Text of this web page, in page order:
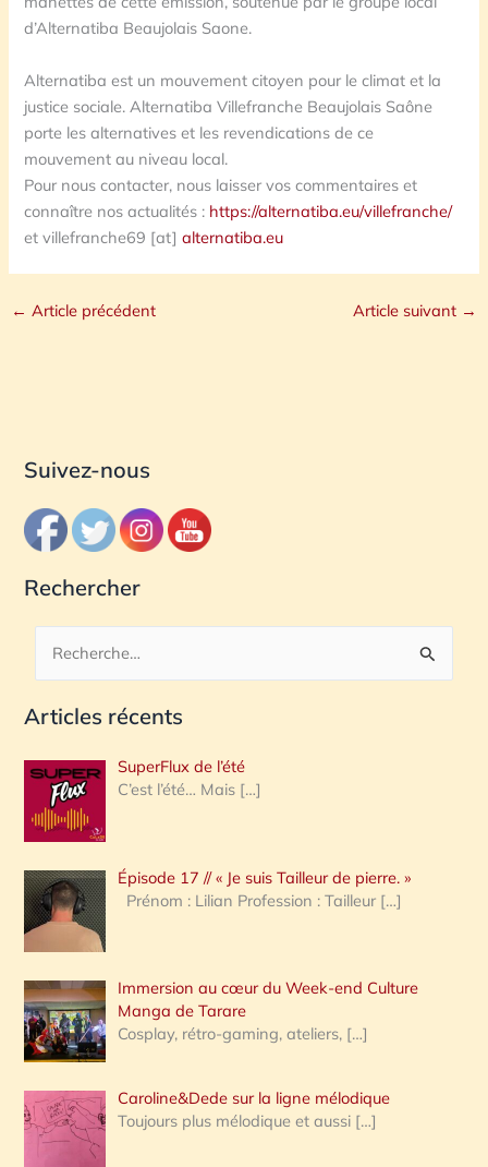
d’Alternatiba Beaujolais Saone.
Alternatiba est un mouvement citoyen pour le climat et la
justice sociale. Alternatiba Villefranche Beaujolais Saône
porte les alternatives et les revendications de ce
mouvement au niveau local.
Pour nous contacter, nous laisser vos commentaires et
connaître nos actualités : https://alternatiba.eu/villefranche/
et villefranche69 [at]alternatiba.eu
← Article précédent Article suivant →
Suivez-nous
Rechercher
c
e
r
c
h
e
:
Articles récents
SuperFlux de l’été
C’est l’été… Mais […]
Épisode 17 // « Je suis Tailleur de pierre. »
Prénom : Lilian Profession : Tailleur […]
Immersion au cœur du Week-end Culture
Manga de Tarare
Cosplay, rétro-gaming, ateliers, […]
Caroline&Dede sur la ligne mélodique
Toujours plus mélodique et aussi […]